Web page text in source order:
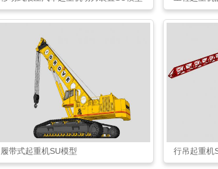
履带式起重机SU模型 行吊起重机